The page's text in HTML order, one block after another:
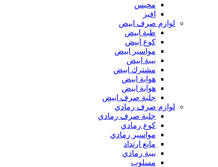
محبس
افيز
لوازم صرف ابيض
طبة ابيض
كوع ابيض
مواسير ابيض
بيبة ابيض
مشترك ابيض
هواية ابيض
هواية ابيض
جلبة صرف ابيض
لوازم صرف رمادي
جلبة صرف رمادي
كوع رمادي
مواسير رمادي
مانع ارتداد
بيبة رمادي
مسلوب